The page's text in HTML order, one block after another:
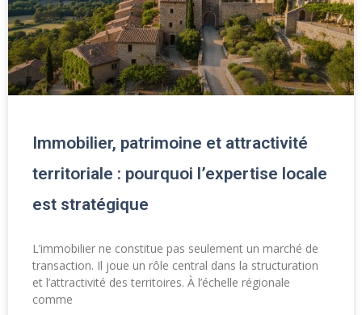
Immobilier, patrimoine et attractivité
territoriale : pourquoi l’expertise locale
est stratégique
L’immobilier ne constitue pas seulement un marché de
transaction. Il joue un rôle central dans la structuration
et l’attractivité des territoires. À l’échelle régionale
comme